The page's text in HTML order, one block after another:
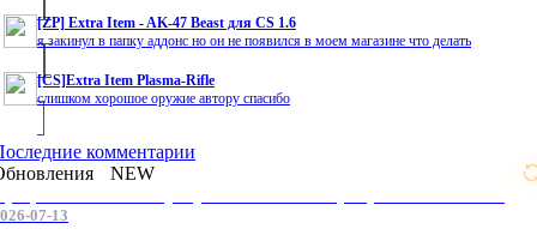
[ZP] Extra Item - AK-47 Beast для CS 1.6
я закинул в папку аддонс но он не появился в моем магазине что делать
[CS]Extra Item Plasma-Rifle
слишком хорошое оружие автору спасибо
комментарии
NEW
07-13